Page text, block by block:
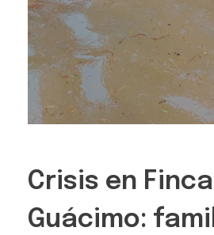
Crisis en
Guácimo: